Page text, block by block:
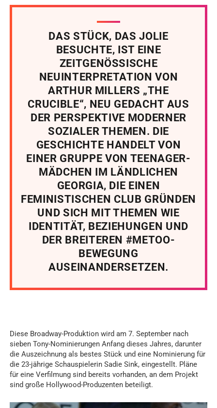
DAS STÜCK, DAS JOLIE
BESUCHTE, IST EINE
ZEITGENÖSSISCHE
NEUINTERPRETATION VON
ARTHUR MILLERS „THE
CRUCIBLE“, NEU GEDACHT AUS
DER PERSPEKTIVE MODERNER
SOZIALER THEMEN. DIE
GESCHICHTE HANDELT VON
EINER GRUPPE VON TEENAGER-
MÄDCHEN IM LÄNDLICHEN
GEORGIA, DIE EINEN
FEMINISTISCHEN CLUB GRÜNDEN
UND SICH MIT THEMEN WIE
IDENTITÄT, BEZIEHUNGEN UND
DER BREITEREN #METOO-
BEWEGUNG
AUSEINANDERSETZEN.
Diese Broadway-Produktion wird am 7. September nach
sieben Tony-Nominierungen Anfang dieses Jahres, darunter
die Auszeichnung als bestes Stück und eine Nominierung für
die 23-jährige Schauspielerin Sadie Sink, eingestellt. Pläne
für eine Verfilmung sind bereits vorhanden, an dem Projekt
sind große Hollywood-Produzenten beteiligt.